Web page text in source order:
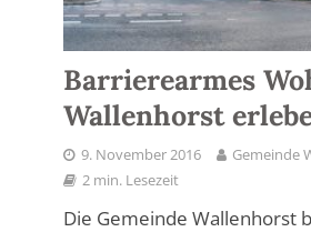
Barrierearmes
Wallenhorst
9. November 2016
Gemeinde
2 min. Lesezeit
Die Gemeinde Wallenhorst